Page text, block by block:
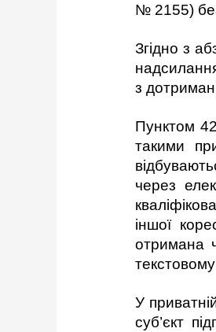
№ 2155)
Згідно з
з
Пунктом
такими
через
іншої
отримана
У
суб’єкт